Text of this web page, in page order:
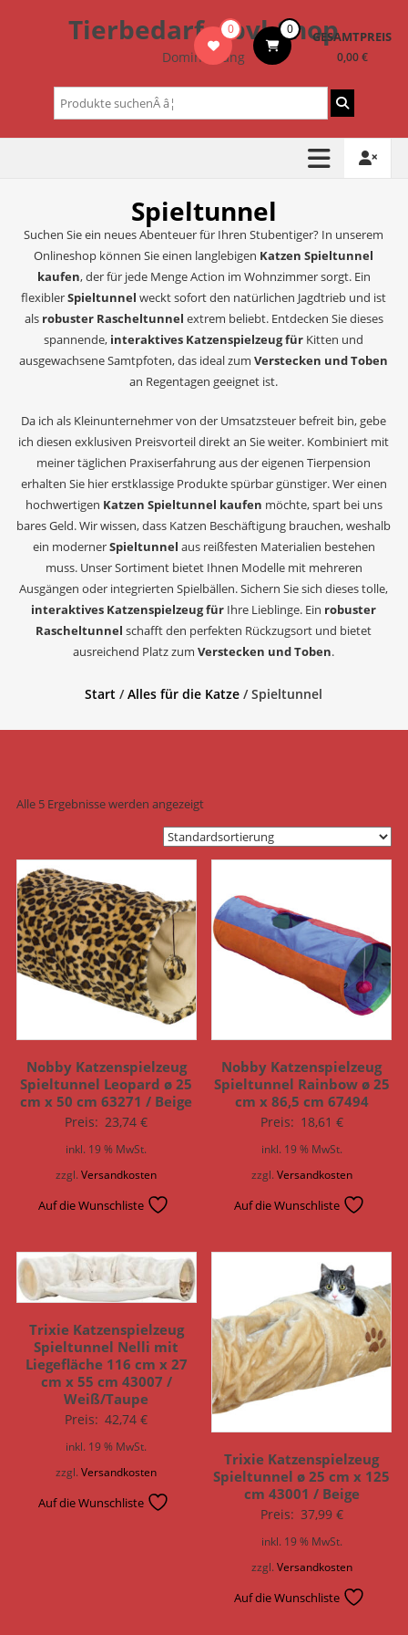
Tierbedarf – bvl-Shop
Dominik Lang
0 0 GESAMTPREIS
0,00 €
Suchen
nach:
Spieltunnel
Suchen Sie ein neues Abenteuer für Ihren Stubentiger? In unserem
Onlineshop können Sie einen langlebigen Katzen Spieltunnel
kaufen, der für jede Menge Action im Wohnzimmer sorgt. Ein
flexiblerSpieltunnel weckt sofort den natürlichen Jagdtrieb und ist
als robuster Rascheltunnel extrem beliebt. Entdecken Sie dieses
spannende, interaktives Katzenspielzeug für Kitten und
ausgewachsene Samtpfoten, das ideal zumVerstecken und Toben
an Regentagen geeignet ist.
Da ich als Kleinunternehmer von der Umsatzsteuer befreit bin, gebe
ich diesen exklusiven Preisvorteil direkt an Sie weiter. Kombiniert mit
meiner täglichen Praxiserfahrung aus der eigenen Tierpension
erhalten Sie hier erstklassige Produkte spürbar günstiger. Wer einen
hochwertigen Katzen Spieltunnel kaufen möchte, spart bei uns
bares Geld. Wir wissen, dass Katzen Beschäftigung brauchen, weshalb
ein modernerSpieltunnel aus reißfesten Materialien bestehen
muss. Unser Sortiment bietet Ihnen Modelle mit mehreren
Ausgängen oder integrierten Spielbällen. Sichern Sie sich dieses tolle,
interaktives Katzenspielzeug für Ihre Lieblinge. Ein robuster
Rascheltunnel schafft den perfekten Rückzugsort und bietet
ausreichend Platz zumVerstecken und Toben.
Start /Alles für die Katze / Spieltunnel
Alle 5 Ergebnisse werden angezeigt
Nobby Katzenspielzeug
Spieltunnel Leopard ø 25
cm x 50 cm 63271 / Beige
Preis: 23,74€
inkl. 19 % MwSt.
zzgl.Versandkosten
Auf die Wunschliste
Nobby Katzenspielzeug
Spieltunnel Rainbow ø 25
cm x 86,5 cm 67494
Preis: 18,61 €
inkl. 19 % MwSt.
zzgl. Versandkosten
Auf die Wunschliste
Trixie Katzenspielzeug
Spieltunnel Nelli mit
Liegefläche 116 cm x 27
cm x 55 cm 43007 /
Weiß/Taupe
Preis: 42,74€
inkl. 19 % MwSt.
zzgl.Versandkosten
Auf die Wunschliste
Trixie Katzenspielzeug
Spieltunnel ø 25 cm x 125
cm 43001 / Beige
Preis: 37,99 €
inkl. 19 % MwSt.
zzgl. Versandkosten
Auf die Wunschliste